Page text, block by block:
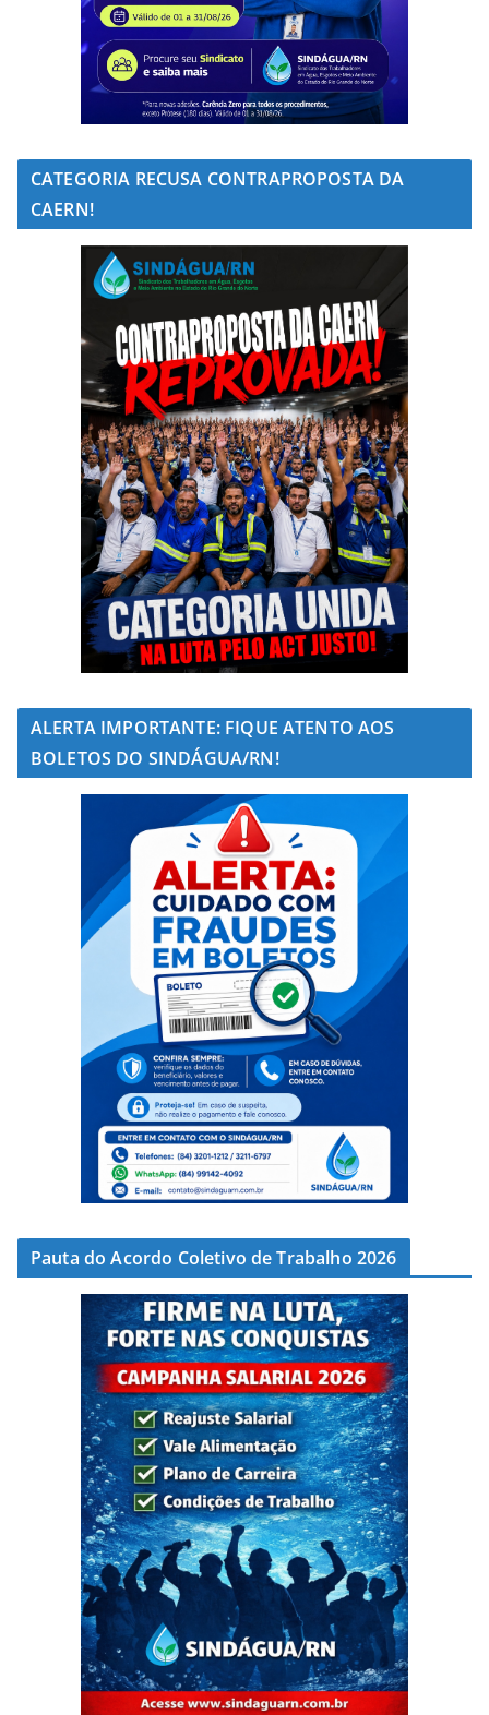
CATEGORIA RECUSA CONTRAPROPOSTA DA
CAERN!
ALERTA IMPORTANTE: FIQUE ATENTO AOS
BOLETOS DO SINDÁGUA/RN!
Pauta do Acordo Coletivo de Trabalho 2026